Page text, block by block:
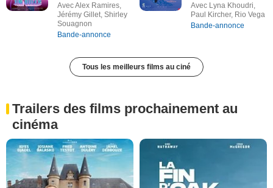
Avec Alex Ramires,
Jérémy Gillet, Shirley
Souagnon
Bande-annonce
Avec Lyna Khoudri,
Paul Kircher, Rio Vega
Bande-annonce
Tous les meilleurs films au ciné
Trailers des films prochainement au
cinéma